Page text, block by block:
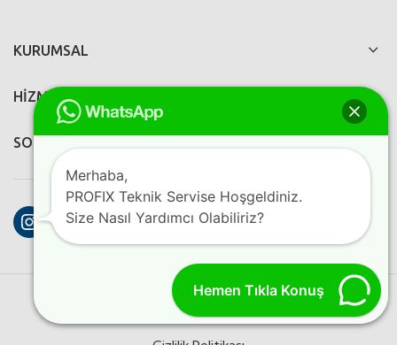
KURUMSAL
HİZMETLERİMİZ
SOSYAL MEDYA
Instagram
Facebook
YouTube
2023 Perfection Dijital AjansKreatif
Programlama
Hemen Tıkla Konuş
Merhaba,
PROFIX Teknik Servise Hoşgeldiniz.
Size Nasıl Yardımcı Olabiliriz?